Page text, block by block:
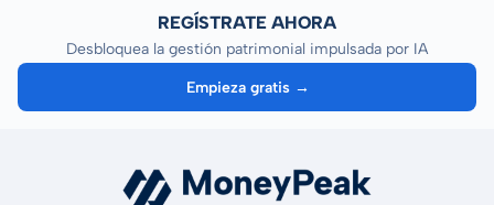
REGÍSTRATE AHORA
Desbloquea la gestión patrimonial impulsada por IA
Empieza gratis →